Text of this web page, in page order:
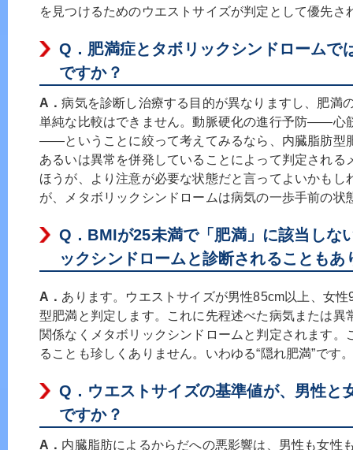
を見つけるためのウエストサイズが判定として優先さ
Q． 肥満症とタボリックシンドロームで
ですか？
A．病気を診断し治療する目的が異なりますし、肥満
単純な比較はできません。動脈硬化の進行予防――心
――ということに絞って考えてみるなら、内臓脂肪型
あるいは異常を併発していることによって判定される
ほうが、より注意が必要な状態だと言ってよいかもし
が、メタボリックシンドロームは病気の一歩手前の状
Q． BMIが25未満で「肥満」に該当しな
ックシンドロームと診断されることもあ
A． あります。ウエストサイズが男性85cm以上、女
型肥満と判定します。これに先程述べた病気または異
関係なくメタボリックシンドロームと判定されます。
ることも珍しくありません。いわゆる“隠れ肥満”です
Q． ウエストサイズの基準値が、男性と
ですか？
A． 内臓脂肪によるからだへの悪影響は、男性も女性